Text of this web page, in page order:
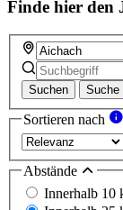
Finde hier den
Suchen Suche
Sortieren nach
Abstände
Innerhalb 10